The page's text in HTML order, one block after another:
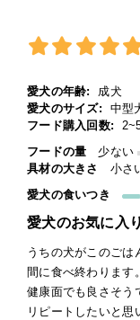
愛犬の年齢:
成犬
愛犬のサイズ:
中型
フード購入回数:
フードの量
少ない
具材の大きさ
小さ
愛犬の食いつき
愛犬のお気に入
うちの犬がこのごは
間に食べ終わります
健康面でも良さそう
リピートしたいと思